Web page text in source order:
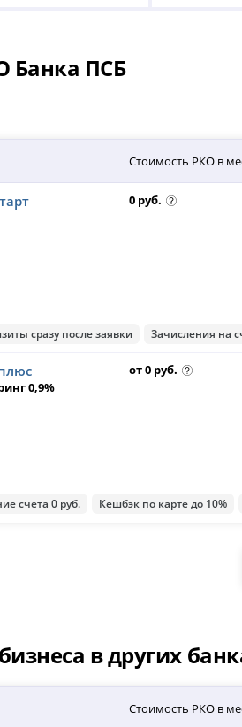
Банка ПСБ
Стоимость РКО в
0 руб.
сразу после заявки Зачисления на
0,9%
от 0 руб.
счета 0 руб. Кешбэк по карте до 10%
в других
Стоимость РКО в